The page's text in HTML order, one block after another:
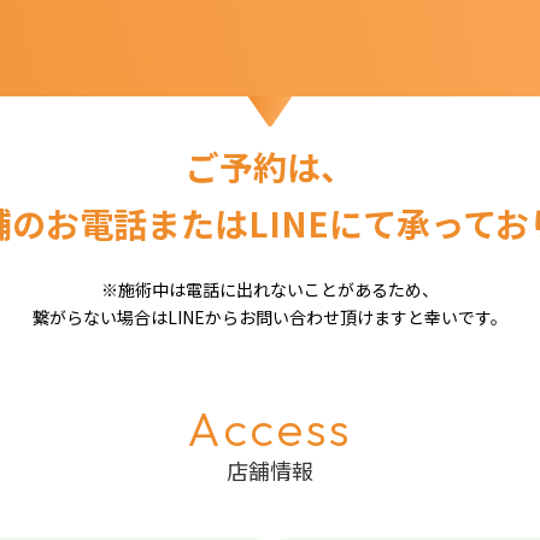
ご予約は、
のお電話またはLINEにて承ってお
※施術中は電話に出れないことがあるため、
繋がらない場合はLINEから お問い合わせ頂けますと幸いです。
Access
店舗情報